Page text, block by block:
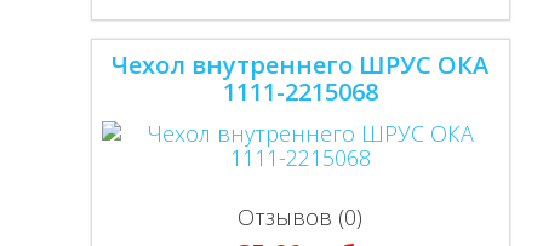
Чехол внутреннего ШРУС ОКА
1111-2215068
Отзывов (0)